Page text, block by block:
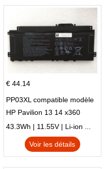
€ 44.14
PP03XL compatible modèle
HP Pavilion 13 14 x360
L83388-AC1 L83388-421
HSTNN-LB8S M01118-421
M01144-005 13-BB 14-DV
43.3Wh | 11.55V | Li-ion ...
Voir les détails